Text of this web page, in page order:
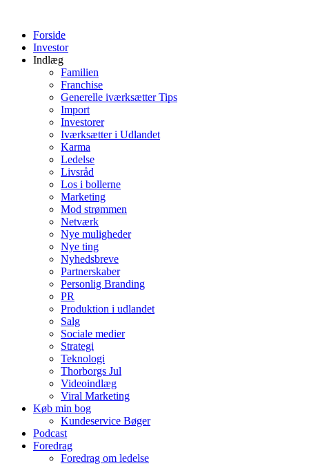
indholdForside
Investor
Indlæg
Familien
Franchise
Generelle iværksætter Tips
Import
Investorer
Iværksætter i Udlandet
Karma
Ledelse
Livsråd
Los i bollerne
Marketing
Mod strømmen
Netværk
Nye muligheder
Nye ting
Nyhedsbreve
Partnerskaber
Personlig Branding
PR
Produktion i udlandet
Salg
Sociale medier
Strategi
Teknologi
Thorborgs Jul
Videoindlæg
Viral Marketing
Køb min bog
Kundeservice Bøger
Podcast
Foredrag
Foredrag om ledelse